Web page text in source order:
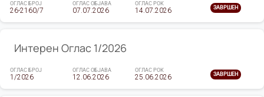
ОГЛАС БРОЈ
26-2160/7
ОГЛАС ОБЈАВА
07.07.2026
ОГЛАС РОК
14.07.2026 ЗАВРШЕН
Интерен Оглас 1/2026
ОГЛАС БРОЈ
1/2026
ОГЛАС ОБЈАВА
12.06.2026
ОГЛАС РОК
25.06.2026 ЗАВРШЕН